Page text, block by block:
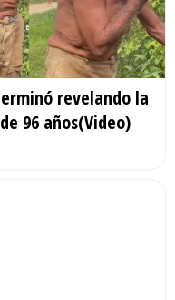
revelando la
96 años(Video)